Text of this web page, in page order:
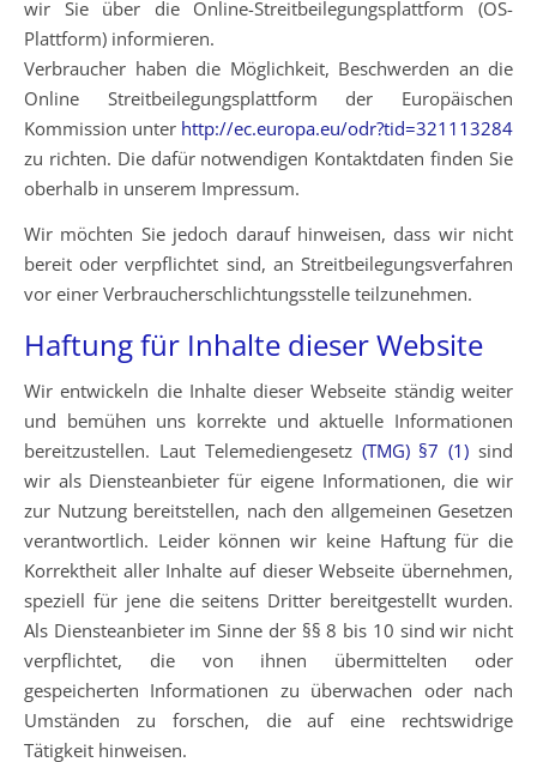
wir Sie über die Online-Streitbeilegungsplattform (OS-
Plattform) informieren.
Verbraucher haben die Möglichkeit, Beschwerden an die
Online Streitbeilegungsplattform der Europäischen
Kommission unter http://ec.europa.eu/odr?tid=321113284
zu richten. Die dafür notwendigen Kontaktdaten finden Sie
oberhalb in unserem Impressum.
Wir möchten Sie jedoch darauf hinweisen, dass wir nicht
bereit oder verpflichtet sind, an Streitbeilegungsverfahren
vor einer Verbraucherschlichtungsstelle teilzunehmen.
Haftung für Inhalte dieser Website
Wir entwickeln die Inhalte dieser Webseite ständig weiter
und bemühen uns korrekte und aktuelle Informationen
bereitzustellen. Laut Telemediengesetz (TMG) §7 (1) sind
wir als Diensteanbieter für eigene Informationen, die wir
zur Nutzung bereitstellen, nach den allgemeinen Gesetzen
verantwortlich. Leider können wir keine Haftung für die
Korrektheit aller Inhalte auf dieser Webseite übernehmen,
speziell für jene die seitens Dritter bereitgestellt wurden.
Als Diensteanbieter im Sinne der §§ 8 bis 10 sind wir nicht
verpflichtet, die von ihnen übermittelten oder
gespeicherten Informationen zu überwachen oder nach
Umständen zu forschen, die auf eine rechtswidrige
Tätigkeit hinweisen.